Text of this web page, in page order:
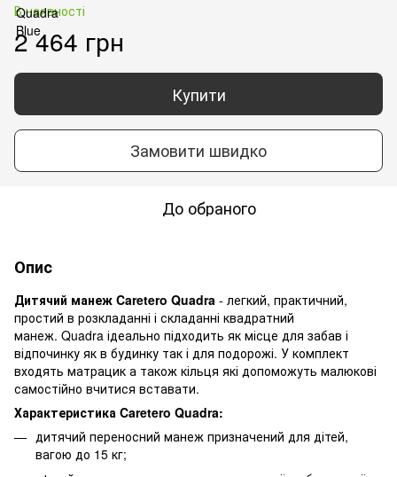
В наявності
2 464 грн
Купити
Замовити швидко
До обраного
Опис
Дитячий манеж Caretero Quadra - легкий, практичний,
простий в розкладанні і складанні квадратний
манеж. Quadra ідеально підходить як місце для забав і
відпочинку як в будинку так і для подорожі. У комплект
входять матрацик а також кільця які допоможуть малюкові
самостійно вчитися вставати.
Характеристика Caretero Quadra:
дитячий переносний манеж призначений для дітей,
вагою до 15 кг;